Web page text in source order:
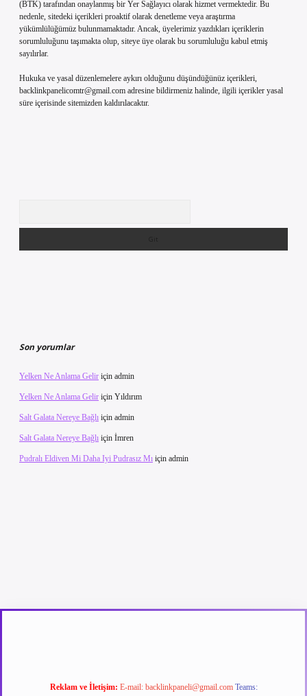
(BTK) tarafından onaylanmış bir Yer Sağlayıcı olarak hizmet vermektedir. Bu
nedenle, sitedeki içerikleri proaktif olarak denetleme veya araştırma
yükümlülüğümüz bulunmamaktadır. Ancak, üyelerimiz yazdıkları içeriklerin
sorumluluğunu taşımakta olup, siteye üye olarak bu sorumluluğu kabul etmiş
sayılırlar.
Hukuka ve yasal düzenlemelere aykırı olduğunu düşündüğünüz içerikleri,
backlinkpanelicomtr@gmail.com adresine bildirmeniz halinde, ilgili içerikler yasal
süre içerisinde sitemizden kaldırılacaktır.
Son yorumlar
Yelken Ne Anlama Gelir için admin
Yelken Ne Anlama Gelir için Yıldırım
Salt Galata Nereye Bağlı için admin
Salt Galata Nereye Bağlı için İmren
Pudralı Eldiven Mi Daha Iyi Pudrasız Mı için admin
güncel girişbetexpergir.net
Reklam ve İletişim: E-mail: backlinkpaneli@gmail.com Teams: